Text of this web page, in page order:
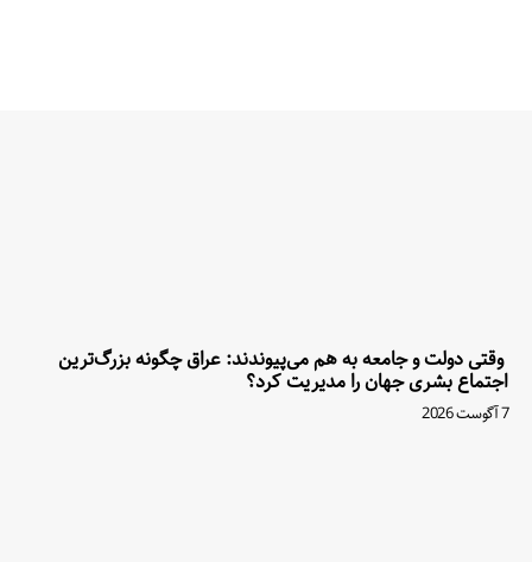
وقتی دولت و جامعه به هم می‌پیوندند: عراق چگونه بزرگ‌ترین
اجتماع بشری جهان را مدیریت کرد؟
7 آگوست 2026